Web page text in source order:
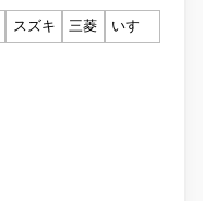
スズキ 三菱
いすゞ